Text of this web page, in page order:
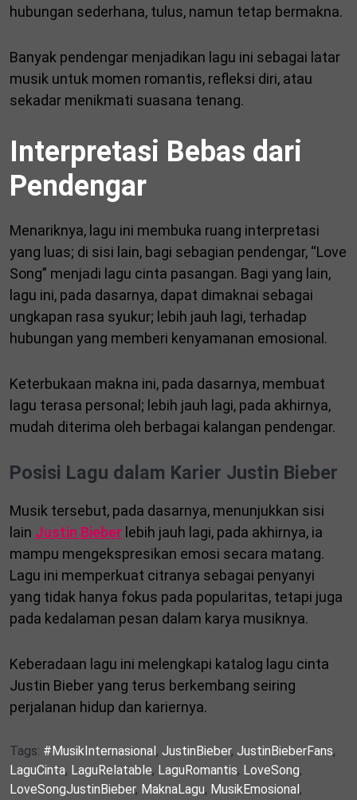
hubungan sederhana, tulus, namun tetap bermakna.
Banyak pendengar menjadikan lagu ini sebagai latar
musik untuk momen romantis, refleksi diri, atau
sekadar menikmati suasana tenang.
Interpretasi Bebas dari
Pendengar
Menariknya, lagu ini membuka ruang interpretasi
yang luas; di sisi lain, bagi sebagian pendengar, “Love
Song” menjadi lagu cinta pasangan. Bagi yang lain,
lagu ini, pada dasarnya, dapat dimaknai sebagai
ungkapan rasa syukur; lebih jauh lagi, terhadap
hubungan yang memberi kenyamanan emosional.
Keterbukaan makna ini, pada dasarnya, membuat
lagu terasa personal; lebih jauh lagi, pada akhirnya,
mudah diterima oleh berbagai kalangan pendengar.
Posisi Lagu dalam Karier Justin Bieber
Musik tersebut, pada dasarnya, menunjukkan sisi
lain Justin Bieber lebih jauh lagi, pada akhirnya, ia
mampu mengekspresikan emosi secara matang.
Lagu ini memperkuat citranya sebagai penyanyi
yang tidak hanya fokus pada popularitas, tetapi juga
pada kedalaman pesan dalam karya musiknya.
Keberadaan lagu ini melengkapi katalog lagu cinta
Justin Bieber yang terus berkembang seiring
perjalanan hidup dan kariernya.
Tags: #MusikInternasional , JustinBieber, JustinBieberFans,
LaguCinta, LaguRelatable, LaguRomantis, LoveSong,
LoveSongJustinBieber, MaknaLagu, MusikEmosional ,